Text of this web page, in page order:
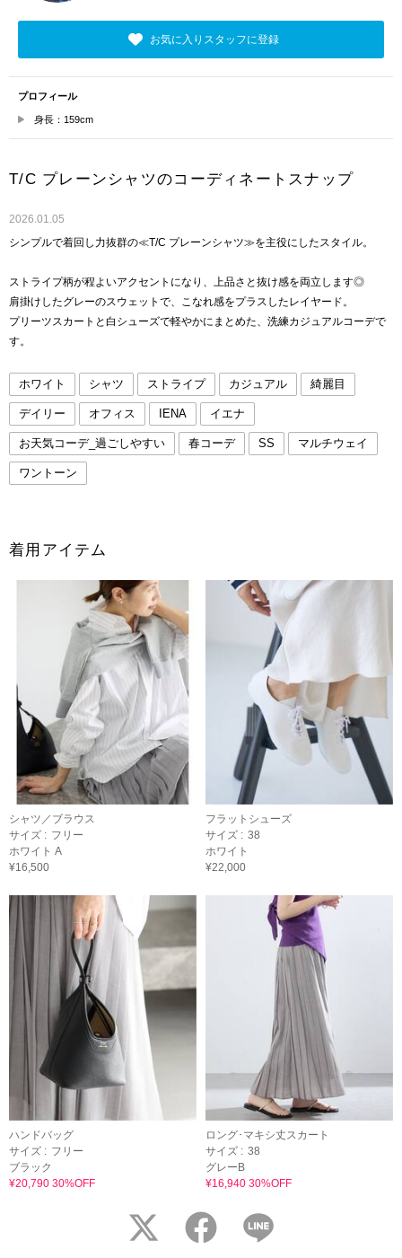
お気に入りスタッフに登録
プロフィール
身長：159cm
T/C プレーンシャツのコーディネートスナップ
2026.01.05
シンプルで着回し力抜群の≪T/C プレーンシャツ≫を主役にしたスタイル。
ストライプ柄が程よいアクセントになり、上品さと抜け感を両立します◎
肩掛けしたグレーのスウェットで、こなれ感をプラスしたレイヤード。
プリーツスカートと白シューズで軽やかにまとめた、洗練カジュアルコーデで
す。
ホワイト シャツ ストライプ カジュアル 綺麗目
デイリー オフィス IENA イエナ
お天気コーデ_過ごしやすい 春コーデ SS マルチウェイ
ワントーン
着用アイテム
シャツ／ブラウス
サイズ : フリー
ホワイト A
¥16,500
フラットシューズ
サイズ : 38
ホワイト
¥22,000
ハンドバッグ
サイズ : フリー
ブラック
¥20,790 30%OFF
ロング･マキシ丈スカート
サイズ : 38
グレーB
¥16,940 30%OFF
twitter facebook